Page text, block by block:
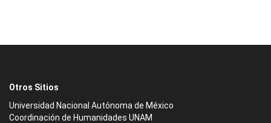
Otros Sitios
Universidad Nacional Autónoma de México
Coordinación de Humanidades UNAM